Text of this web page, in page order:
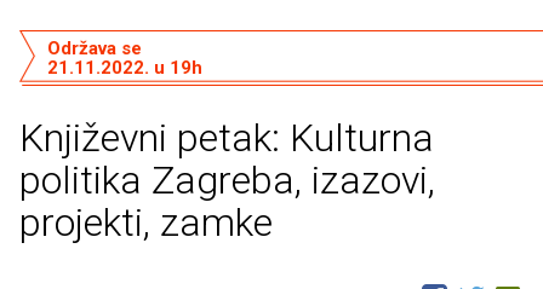
Književni petak: Kulturna
politika Zagreba, izazovi,
projekti, zamke
Održava se
21.11.2022. u 19h